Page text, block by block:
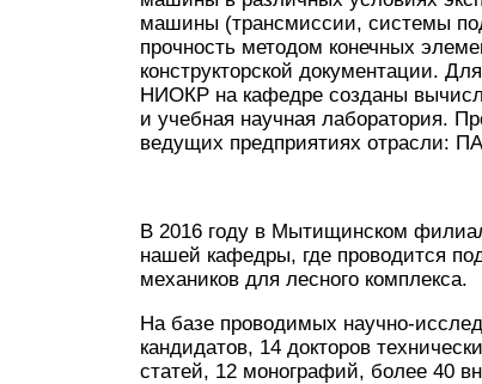
машины (трансмиссии, системы
прочность методом конечных
конструкторской документации.
НИОКР на кафедре созданы
и учебная научная лаборатория.
ведущих предприятиях отрасли:
В 2016 году в Мытищинском
нашей кафедры, где проводится
механиков для лесного комплекса.
На базе проводимых научно-
кандидатов, 14 докторов
статей, 12 монографий, более 40